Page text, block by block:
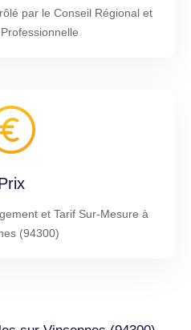
par le Conseil Régional et
et Tarif Sur-Mesure à
(94300)